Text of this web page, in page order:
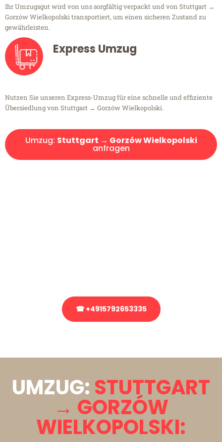
Ihr Umzugsgut wird von uns sorgfältig verpackt und von Stuttgart →
Gorzów Wielkopolski transportiert, um einen sicheren Zustand zu
gewährleisten.
Express Umzug
Nutzen Sie unseren Express-Umzug für eine schnelle und effiziente
Übersiedlung von Stuttgart → Gorzów Wielkopolski.
Umzug: Stuttgart → Gorzów Wielkopolski
anfragen
☎ +4915792653335
UMZUG: STUTTGART
→ GORZÓW
WIELKOPOLSKI: